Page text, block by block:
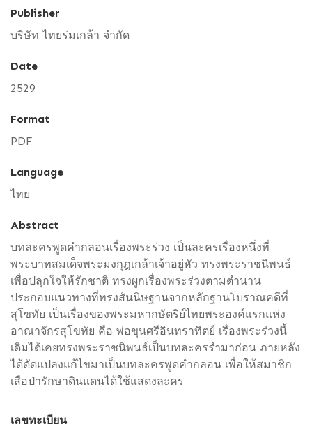
Publisher
บริษัท ไทยร่มเกล้า จำกัด
Date
2529
Format
PDF
Language
ไทย
Abstract
บทละครพูดคำกลอนเรื่องพระร่วง เป็นละครเรื่องหนึ่งที่
พระบาทสมเด็จพระมงกุฎเกล้าเจ้าอยู่หัว ทรงพระราชนิพนธ์
เพื่อปลุกใจให้รักชาติ ทรงผูกเรื่องพระร่วงตามตำนาน
ประกอบแนวทางที่ทรงสันนิษฐานจากหลักฐานโบราณคดีที่
สุโขทัย เป็นเรื่องของพระมหากษัตริย์ไทยพระองค์แรกแห่ง
อาณาจักรสุโขทัย คือ พ่อขุนศรีอินทราทิตย์ เรื่องพระร่วงนี้
เดิมได้เคยทรงพระราชนิพนธ์เป็นบทละครรำมาก่อน ภายหลัง
ได้ดัดแปลงแก้ไขมาเป็นบทละครพูดคำกลอน เพื่อให้สมาชิก
เสือป่ารักษาดินแดนได้ใช้แสดงละคร
เลขทะเบียน